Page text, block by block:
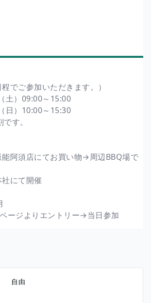
でご参加いただきます。）
土）09:00～15:00
日）10:00～15:30
す。
阿須店にてお買い物→周辺BBQ場で
にて開催
ージよりエントリー→当日参加
自由